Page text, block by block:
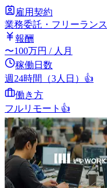
雇用契約
業務委託・フリーランス
報酬
〜100万円 / 人月
稼働日数
週24時間（3人日） 👍
働き方
フルリモート 👍